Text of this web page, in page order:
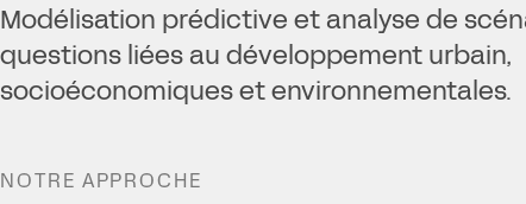
Modélisation prédictive et analyse de
questions liées au développement urbain,
socioéconomiques et environnementales.
NOTRE APPROCHE